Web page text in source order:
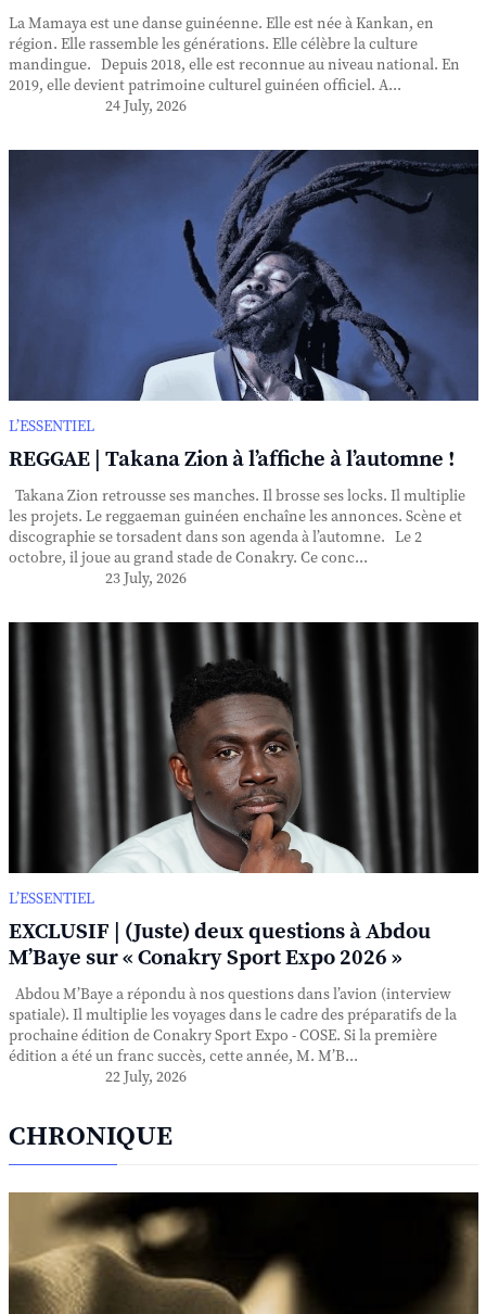
La Mamaya est une danse guinéenne. Elle est née à Kankan, en
région. Elle rassemble les générations. Elle célèbre la culture
mandingue. Depuis 2018, elle est reconnue au niveau national. En
2019, elle devient patrimoine culturel guinéen officiel. A...
24 July, 2026
L’ESSENTIEL
REGGAE | Takana Zion à l’affiche à l’automne !
Takana Zion retrousse ses manches. Il brosse ses locks. Il multiplie
les projets. Le reggaeman guinéen enchaîne les annonces. Scène et
discographie se torsadent dans son agenda à l’automne. Le 2
octobre, il joue au grand stade de Conakry. Ce conc...
23 July, 2026
L’ESSENTIEL
EXCLUSIF | (Juste) deux questions à Abdou
M’Baye sur « Conakry Sport Expo 2026 »
Abdou M’Baye a répondu à nos questions dans l’avion (interview
spatiale). Il multiplie les voyages dans le cadre des préparatifs de la
prochaine édition de Conakry Sport Expo - COSE. Si la première
édition a été un franc succès, cette année, M. M’B...
22 July, 2026
CHRONIQUE